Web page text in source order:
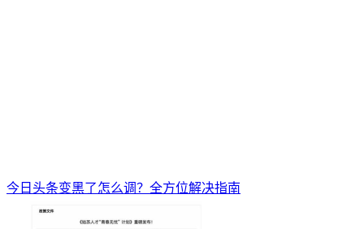
今日头条变黑了怎么调？全方位解决指南